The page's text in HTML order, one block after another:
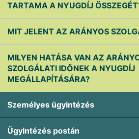
TARTAMA A NYUGDÍJ
MIT JELENT AZ ARÁNYOS
MILYEN HATÁSA VAN AZ
SZOLGÁLATI IDŐNEK A NYUGDÍJ
MEGÁLLAPÍTÁSÁRA?
Személyes ügyintézés
Ügyintézés postán